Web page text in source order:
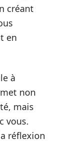
créant
en
à
non
mais
vous.
réflexion